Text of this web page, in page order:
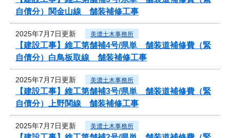
自債分）関金山線 舗装補修工事
2025年7月7日更新 美濃土木事務所
【建設工事】維工第舗補4号/県単 舗装道補修費（緊
自債分）白鳥板取線 舗装補修工事
2025年7月7日更新 美濃土木事務所
【建設工事】維工第舗補3号/県単 舗装道補修費（緊
自債分）上野関線 舗装補修工事
2025年7月7日更新 美濃土木事務所